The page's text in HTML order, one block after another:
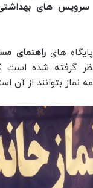
سرویس های
پایگاه هایراهنمای
نظر گرفته شده
نماز بتوانند از آن